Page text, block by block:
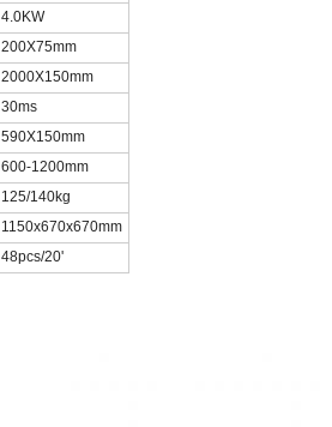
4.0KW
200X75mm
2000X150mm
30ms
590X150mm
600-1200mm
125/140kg
1150x670x670mm
48pcs/20'